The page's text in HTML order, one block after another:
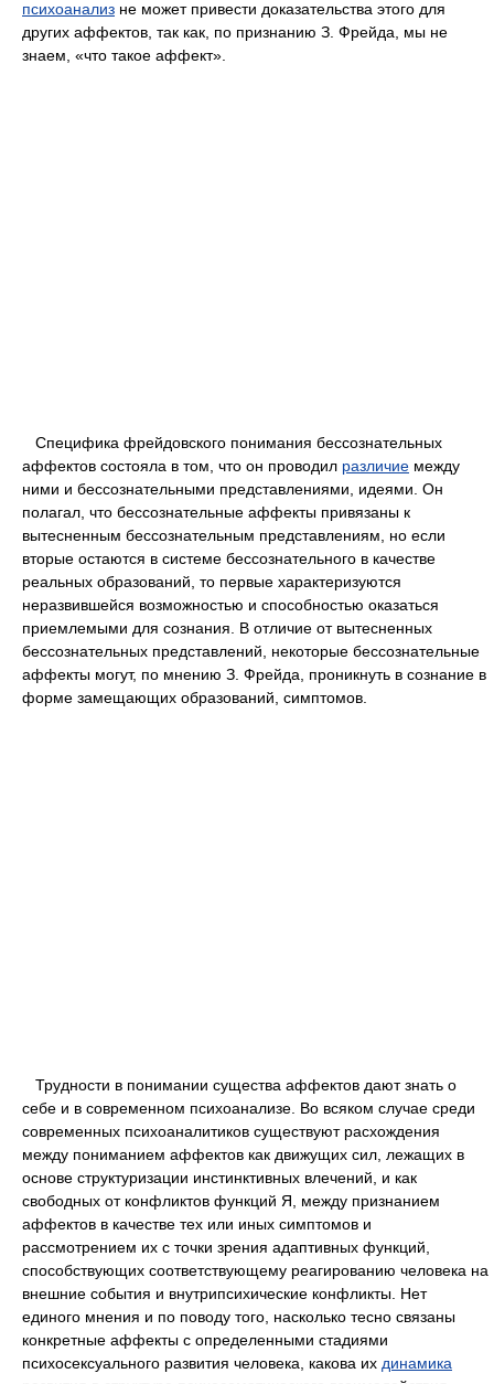
психоанализ не может привести доказательства этого для
других аффектов, так как, по признанию З. Фрейда, мы не
знаем, «что такое аффект».
Специфика фрейдовского понимания бессознательных
аффектов состояла в том, что он проводил различие между
ними и бессознательными представлениями, идеями. Он
полагал, что бессознательные аффекты привязаны к
вытесненным бессознательным представлениям, но если
вторые остаются в системе бессознательного в качестве
реальных образований, то первые характеризуются
неразвившейся возможностью и способностью оказаться
приемлемыми для сознания. В отличие от вытесненных
бессознательных представлений, некоторые бессознательные
аффекты могут, по мнению З. Фрейда, проникнуть в сознание в
форме замещающих образований, симптомов.
Трудности в понимании существа аффектов дают знать о
себе и в современном психоанализе. Во всяком случае среди
современных психоаналитиков существуют расхождения
между пониманием аффектов как движущих сил, лежащих в
основе структуризации инстинктивных влечений, и как
свободных от конфликтов функций Я, между признанием
аффектов в качестве тех или иных симптомов и
рассмотрением их с точки зрения адаптивных функций,
способствующих соответствующему реагированию человека на
внешние события и внутрипсихические конфликты. Нет
единого мнения и по поводу того, насколько тесно связаны
конкретные аффекты с определенными стадиями
психосексуального развития человека, какова их динамика